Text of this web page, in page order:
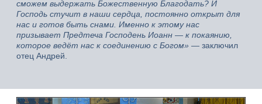
сможем выдержать Божественную Благодать? И
Господь стучит в наши сердца, постоянно открыт для
нас и готов быть снами. Именно к этому нас
призывает Предтеча Господень Иоанн — к покаянию,
которое ведёт нас к соединению с Богом» — заключил
отец Андрей.